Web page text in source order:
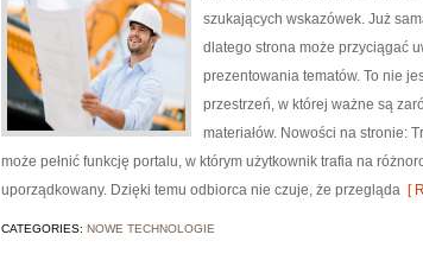
szukających wskazówek. Już
dlatego strona może przyciągać
prezentowania tematów. To nie
przestrzeń, w której ważne są
materiałów. Nowości na stronie:
może pełnić funkcję portalu, w którym użytkownik trafia na
uporządkowany. Dzięki temu odbiorca nie czuje, że przegląda [
CATEGORIES: NOWE TECHNOLOGIE